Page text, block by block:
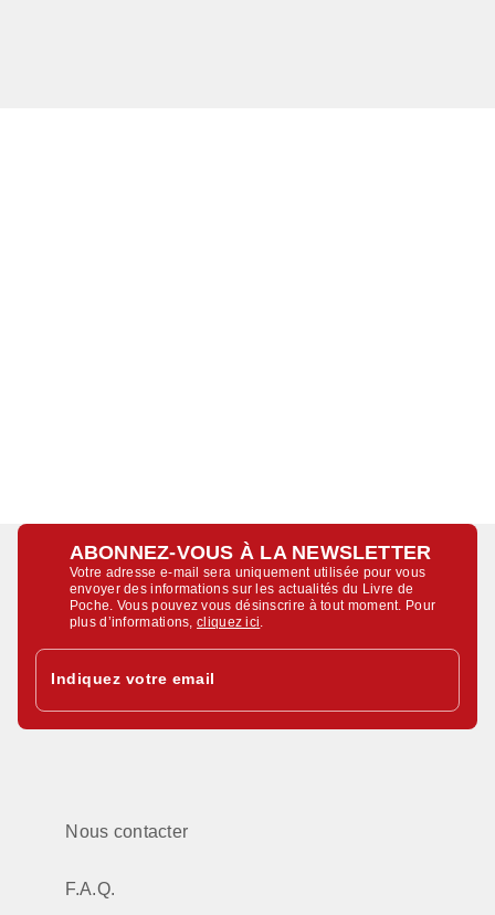
ABONNEZ-VOUS À LA NEWSLETTER
Votre adresse e-mail sera uniquement utilisée pour vous
envoyer des informations sur les actualités du Livre de
Poche. Vous pouvez vous désinscrire à tout moment. Pour
plus d’informations,cliquez ici
Indiquez votre email
Nous contacter
F.A.Q.